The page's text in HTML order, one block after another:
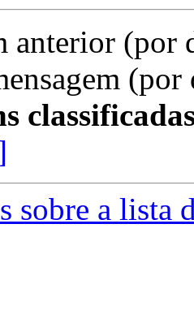
anterior (por
sobre a lista